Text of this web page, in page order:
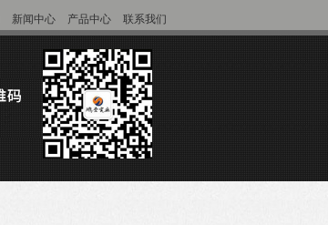
新闻中心 产品中心 联系我们